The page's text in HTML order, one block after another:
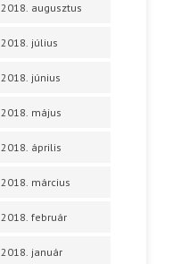
2018. augusztus
2018. július
2018. június
2018. május
2018. április
2018. március
2018. február
2018. január